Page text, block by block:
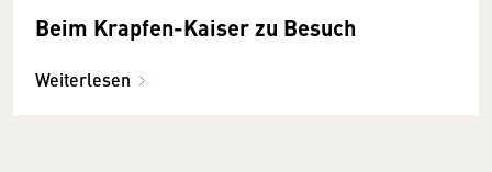
Beim Krapfen-Kaiser zu Besuch
Weiterlesen